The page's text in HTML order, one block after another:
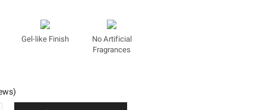
Gel-like Finish
No Artificial
Fragrances